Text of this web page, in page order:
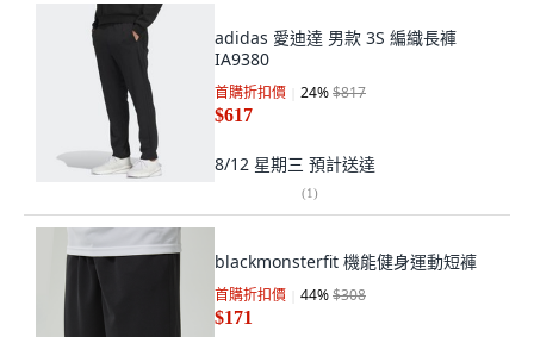
adidas 愛迪達 男款 3S 編織長褲
IA9380
首購折扣價 24%$817
$617
8/12 星期三 預計送達
(1)
blackmonsterfit 機能健身運動短褲
首購折扣價 44%$308
$171